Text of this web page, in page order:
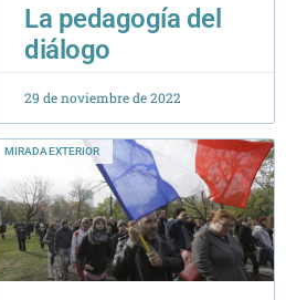
29 de noviembre de 2022
Cazuela a la
Francesa